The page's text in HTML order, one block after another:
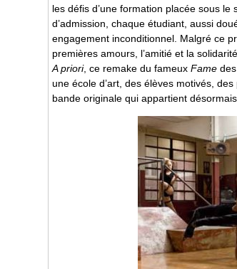
les défis d’une formation placée sous
d’admission, chaque étudiant, aussi
engagement inconditionnel. Malgré ce
premières amours, l’amitié et la solidarité.
A priori, ce remake du fameux Fame
une école d’art, des élèves motivés,
bande originale qui appartient